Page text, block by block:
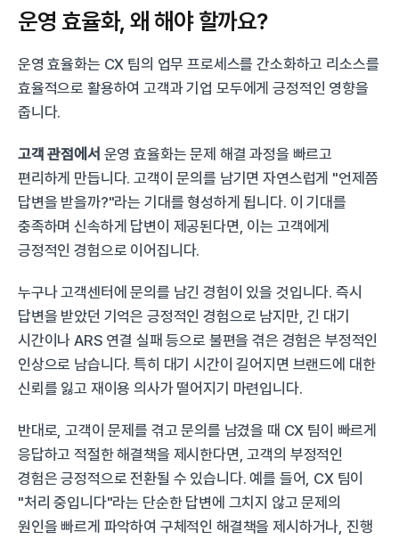
운영 효율화, 왜 해야 할까요?
운영 효율화는 CX 팀의 업무 프로세스를 간소화하고 리소스를
효율적으로 활용하여 고객과 기업 모두에게 긍정적인 영향을
줍니다.
고객 관점에서 운영 효율화는 문제 해결 과정을 빠르고
편리하게 만듭니다. 고객이 문의를 남기면 자연스럽게 "언제쯤
답변을 받을까?"라는 기대를 형성하게 됩니다. 이 기대를
충족하며 신속하게 답변이 제공된다면, 이는 고객에게
긍정적인 경험으로 이어집니다.
누구나 고객센터에 문의를 남긴 경험이 있을 것입니다. 즉시
답변을 받았던 기억은 긍정적인 경험으로 남지만, 긴 대기
시간이나 ARS 연결 실패 등으로 불편을 겪은 경험은 부정적인
인상으로 남습니다. 특히 대기 시간이 길어지면 브랜드에 대한
신뢰를 잃고 재이용 의사가 떨어지기 마련입니다.
반대로, 고객이 문제를 겪고 문의를 남겼을 때 CX 팀이 빠르게
응답하고 적절한 해결책을 제시한다면, 고객의 부정적인
경험은 긍정적으로 전환될 수 있습니다. 예를 들어, CX 팀이
"처리 중입니다"라는 단순한 답변에 그치지 않고 문제의
원인을 빠르게 파악하여 구체적인 해결책을 제시하거나, 진행